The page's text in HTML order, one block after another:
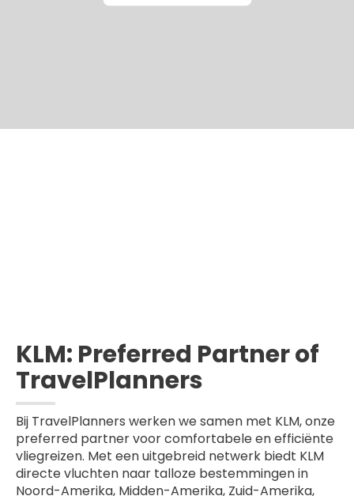
KLM: Preferred Partner of
TravelPlanners
Bij TravelPlanners werken we samen met KLM, onze
preferred partner voor comfortabele en efficiënte
vliegreizen. Met een uitgebreid netwerk biedt KLM
directe vluchten naar talloze bestemmingen in
Noord-Amerika, Midden-Amerika, Zuid-Amerika,